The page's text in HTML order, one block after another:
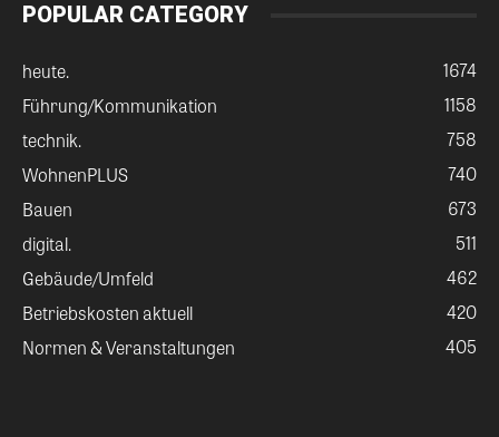
POPULAR CATEGORY
heute.
1674
Führung/Kommunikation
1158
technik.
758
WohnenPLUS
740
Bauen
673
digital.
511
Gebäude/Umfeld
462
Betriebskosten aktuell
420
Normen & Veranstaltungen
405